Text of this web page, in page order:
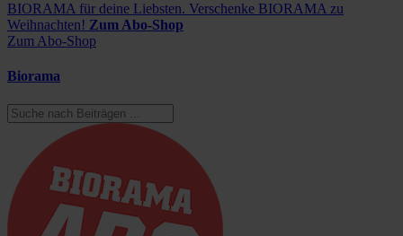
BIORAMA für deine Liebsten. Verschenke BIORAMA zu
Weihnachten! Zum Abo-Shop
Zum Abo-Shop
Biorama